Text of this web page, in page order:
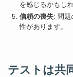
を感じるかもし
信頼の喪失: 問題
性があります。
テストは共